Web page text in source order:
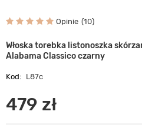
Opinie 10
Włoska torebka listonoszka
Alabama Classico czarny
Kod: L87c
479 zł